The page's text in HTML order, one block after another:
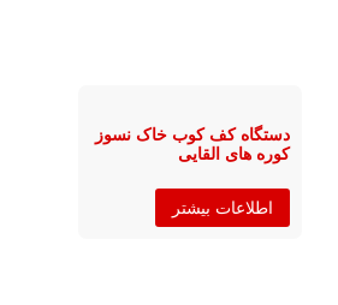
دستگاه کف کوب خاک نسوز
کوره های القایی
اطلاعات بیشتر